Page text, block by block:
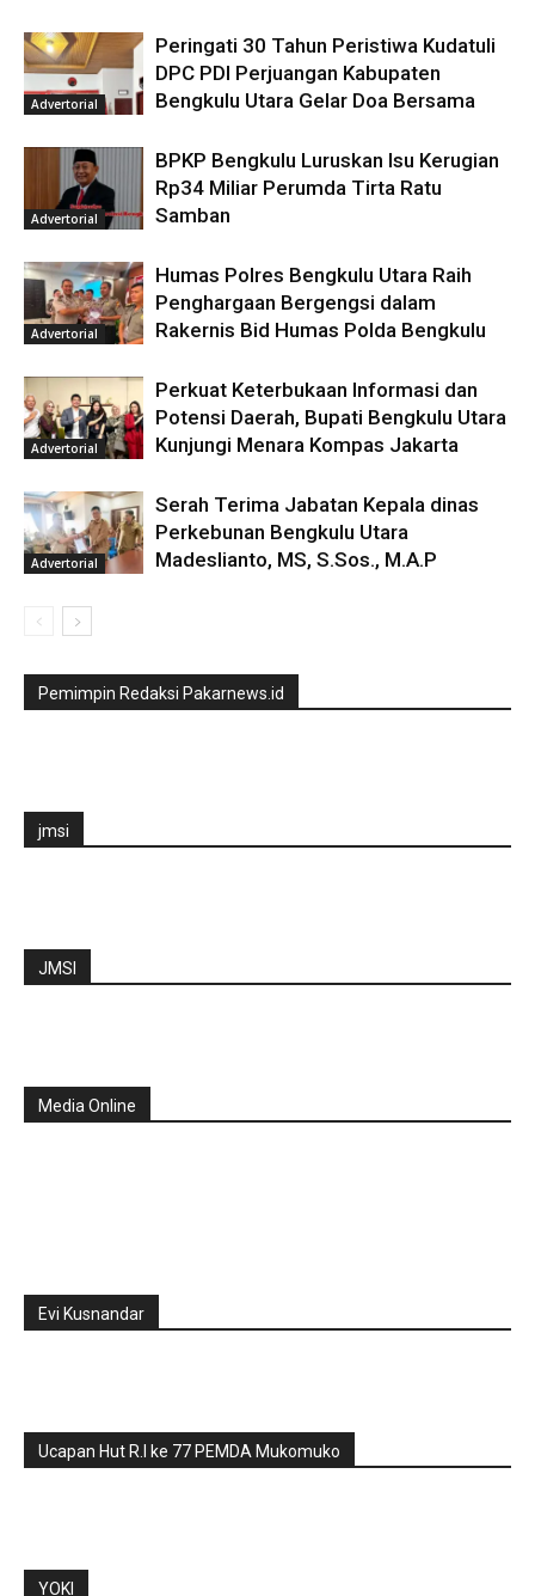
Advertorial
Peringati 30 Tahun Peristiwa Kudatuli
DPC PDI Perjuangan Kabupaten
Bengkulu Utara Gelar Doa Bersama
Advertorial
BPKP Bengkulu Luruskan Isu Kerugian
Rp34 Miliar Perumda Tirta Ratu
Samban
Advertorial
Humas Polres Bengkulu Utara Raih
Penghargaan Bergengsi dalam
Rakernis Bid Humas Polda Bengkulu
Advertorial
Perkuat Keterbukaan Informasi dan
Potensi Daerah, Bupati Bengkulu Utara
Kunjungi Menara Kompas Jakarta
Advertorial
Serah Terima Jabatan Kepala dinas
Perkebunan Bengkulu Utara
Madeslianto, MS, S.Sos., M.A.P
Pemimpin Redaksi Pakarnews.id
jmsi
JMSI
Media Online
Evi Kusnandar
Ucapan Hut R.I ke 77 PEMDA Mukomuko
YOKI